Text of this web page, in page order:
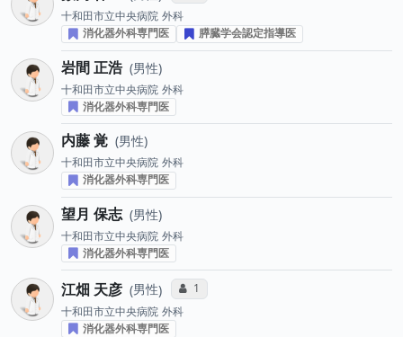
十和田市立中央病院 外科
消化器外科専門医
膵臓学会認定指導医
岩間 正浩 男性
十和田市立中央病院 外科
消化器外科専門医
内藤 覚 男性
十和田市立中央病院 外科
消化器外科専門医
望月 保志 男性
十和田市立中央病院 外科
消化器外科専門医
江畑 天彦 男性 コミュニケーション・タイプ投票数
1
十和田市立中央病院 外科
消化器外科専門医